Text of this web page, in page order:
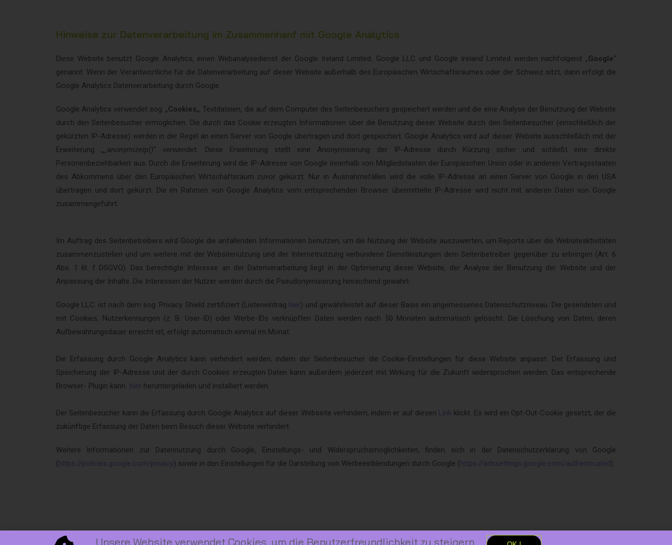
Hinweise zur Datenverarbeitung im Zusammenhanf mit Google Analytics
Diese Website benutzt Google Analytics, einen Webanalysedienst der Google Ireland Limited. Google LLC und Google Ireland Limited werden nachfolgend „Google“
genannt. Wenn der Verantwortliche für die Datenverarbeitung auf dieser Website außerhalb des Europäischen Wirtschaftsraumes oder der Schweiz sitzt, dann erfolgt die
Google Analytics Datenverarbeitung durch Google.
Google Analytics verwendet sog. „Cookies„, Textdateien, die auf dem Computer des Seitenbesuchers gespeichert werden und die eine Analyse der Benutzung der Website
durch den Seitenbesucher ermöglichen. Die durch das Cookie erzeugten Informationen über die Benutzung dieser Website durch den Seitenbesucher (einschließlich der
gekürzten IP-Adresse) werden in der Regel an einen Server von Google übertragen und dort gespeichert. Google Analytics wird auf dieser Website ausschließlich mit der
Erweiterung „ _anonymizeIp()“ verwendet. Diese Erweiterung stellt eine Anonymisierung der IP-Adresse durch Kürzung sicher und schließt eine direkte
Personenbeziehbarkeit aus. Durch die Erweiterung wird die IP-Adresse von Google innerhalb von Mitgliedstaaten der Europäischen Union oder in anderen Vertragsstaaten
des Abkommens über den Europäischen Wirtschaftsraum zuvor gekürzt. Nur in Ausnahmefällen wird die volle IP-Adresse an einen Server von Google in den USA
übertragen und dort gekürzt. Die im Rahmen von Google Analytics vom entsprechenden Browser übermittelte IP-Adresse wird nicht mit anderen Daten von Google
zusammengeführt.
Im Auftrag des Seitenbetreibers wird Google die anfallenden Informationen benutzen, um die Nutzung der Website auszuwerten, um Reports über die Websiteaktivitäten
zusammenzustellen und um weitere mit der Websitenutzung und der Internetnutzung verbundene Dienstleistungen dem Seitenbetreiber gegenüber zu erbringen (Art. 6
Abs. 1 lit. f DSGVO). Das berechtigte Interesse an der Datenverarbeitung liegt in der Optimierung dieser Website, der Analyse der Benutzung der Website und der
Anpassung der Inhalte. Die Interessen der Nutzer werden durch die Pseudonymisierung hinreichend gewahrt.
Google LLC. ist nach dem sog. Privacy Shield zertifiziert (Listeneintrag
) und gewährleistet auf dieser Basis ein angemessenes Datenschutzniveau. Die gesendeten und
mit Cookies, Nutzerkennungen (z. B. User-ID) oder Werbe-IDs verknüpften Daten werden nach 50 Monaten automatisch gelöscht. Die Löschung von Daten, deren
Aufbewahrungsdauer erreicht ist, erfolgt automatisch einmal im Monat.
Die Erfassung durch Google Analytics kann verhindert werden, indem der Seitenbesucher die Cookie-Einstellungen für diese Website anpasst. Der Erfassung und
Speicherung der IP-Adresse und der durch Cookies erzeugten Daten kann außerdem jederzeit mit Wirkung für die Zukunft widersprochen werden. Das entsprechende
Browser- Plugin kann
heruntergeladen und installiert werden.
Der Seitenbesucher kann die Erfassung durch Google Analytics auf dieser Webseite verhindern, indem er auf diesen
klickt. Es wird ein Opt-Out-Cookie gesetzt, der die
zukünftige Erfassung der Daten beim Besuch dieser Website verhindert.
Weitere Informationen zur Datennutzung durch Google, Einstellungs- und Widerspruchsmöglichkeiten, finden sich in der Datenschutzerklärung von Google
(
) sowie in den Einstellungen für die Darstellung von Werbeeinblendungen durch Google ( ).
Unsere Website verwendet Cookies, um die Benutzerfreundlichkeit zu steigern.